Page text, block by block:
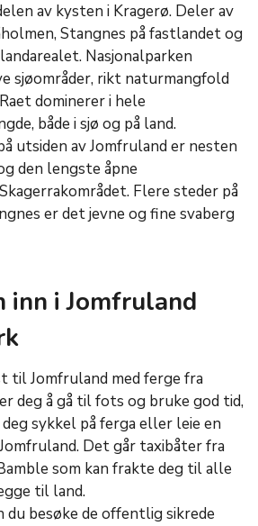
av kysten i Kragerø. Deler av
Stangnes på fastlandet og
Nasjonalparken
sjøområder, rikt naturmangfold
dominerer i hele
både i sjø og på land.
utsiden av Jomfruland er nesten
den lengste åpne
Flere steder på
er det jevne og fine svaberg
inn i Jomfruland
til Jomfruland med ferge fra
deg å gå til fots og bruke god tid,
deg sykkel på ferga eller leie en
Det går taxibåter fra
som kan frakte deg til alle
til land.
du besøke de offentlig sikrede